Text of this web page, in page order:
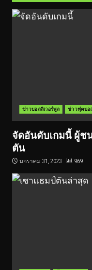
ข่าวบอลลิเวอร์พูล ข่าวฟุตบอ
จัดอันดับเกมนี้ ผู้ช
ตัน
มกราคม 31, 2023 969